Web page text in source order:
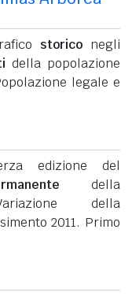
storico negli
della popolazione
legale e
edizione del
della
della
2011. Primo